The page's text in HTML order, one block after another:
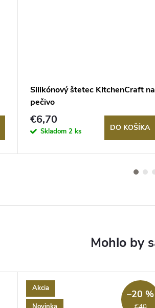
Silikónový štetec KitchenCraft na
pečivo
€6,70
Skladom 2 ks DO KOŠÍKA
Akcia
–20 %